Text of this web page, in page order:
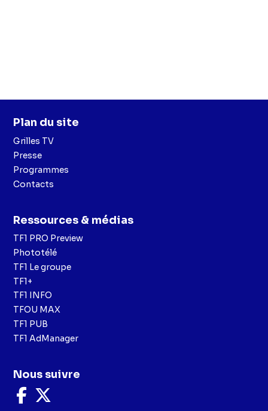
Plan du site
Grilles TV
Presse
Programmes
Contacts
Ressources & médias
TF1 PRO Preview
Phototélé
TF1 Le groupe
TF1+
TF1 INFO
TFOU MAX
TF1 PUB
TF1 AdManager
Nous suivre
Nous
suivre